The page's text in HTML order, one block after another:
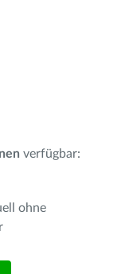
verfügbar:
ohne